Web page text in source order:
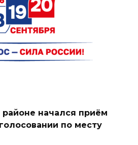
начался приём
по месту